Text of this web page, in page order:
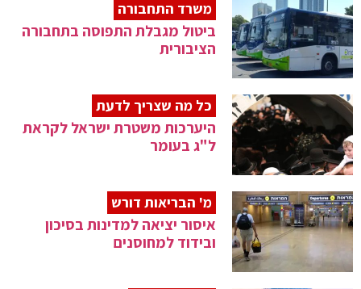
משרד התחבורה
ביטול מגבלת התפוסה בתחבורה
הציבורית
כל מה שצריך לדעת
היערכות משטרת ישראל לקראת
ל"ג בעומר
מ' הבריאות דורש
איסור יציאה למדינות בסיכון
ובידוד למחוסנים